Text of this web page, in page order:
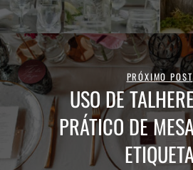
PRÓXIMO POST
USO DE
PRÁTICO DE